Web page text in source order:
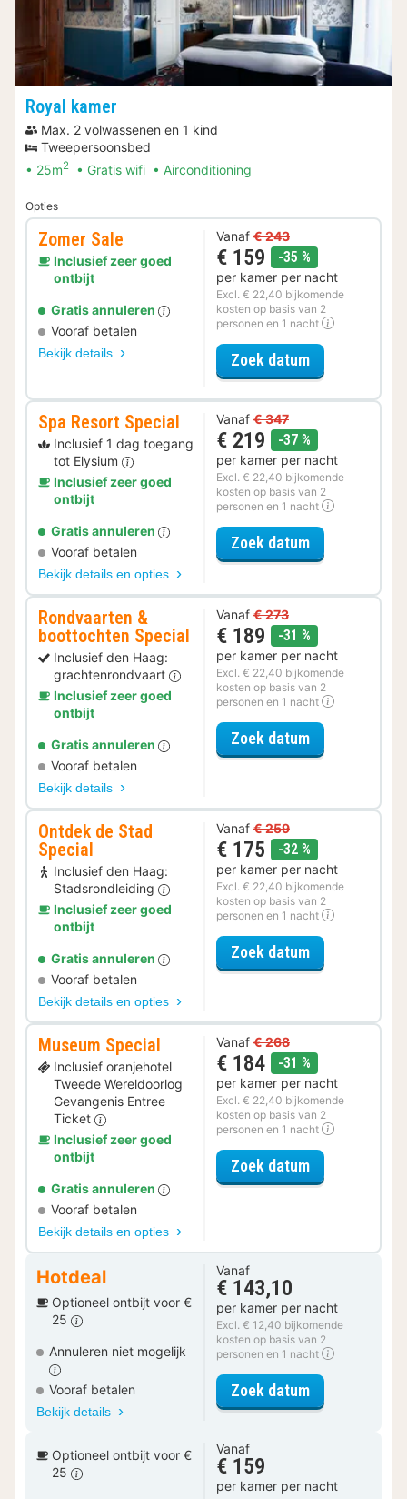
Royal kamer
Max. 2 volwassenen en 1 kind
Tweepersoonsbed
25m2 Gratis wifi Airconditioning
Opties
Zomer Sale
Inclusief zeer goed
ontbijt
Gratis annuleren
Vooraf betalen
Bekijk details
Vanaf € 243
€ 159 -35 %
per kamer per nacht
Excl. € 22,40 bijkomende
kosten op basis van 2
personen en 1 nacht
Zoek datumvoor Zomer
Spa Resort Special
Inclusief 1 dag toegang
tot Elysium
Inclusief zeer goed
ontbijt
Gratis annuleren
Vooraf betalen
Bekijk details en opties
Vanaf € 347
€ 219 -37 %
per kamer per nacht
Excl. € 22,40 bijkomende
kosten op basis van 2
personen en 1 nacht
Zoek datumvoor Spa
Rondvaarten &
boottochten Special
Inclusief den Haag:
grachtenrondvaart
Inclusief zeer goed
ontbijt
Gratis annuleren
Vooraf betalen
Bekijk details
Vanaf € 273
€ 189 -31 %
per kamer per nacht
Excl. € 22,40 bijkomende
kosten op basis van 2
personen en 1 nacht
Zoek datumvoor
Ontdek de Stad
Special
Inclusief den Haag:
Stadsrondleiding
Inclusief zeer goed
ontbijt
Gratis annuleren
Vooraf betalen
Bekijk details en opties
Vanaf € 259
€ 175 -32 %
per kamer per nacht
Excl. € 22,40 bijkomende
kosten op basis van 2
personen en 1 nacht
Zoek datumvoor Ontdek
Museum Special
Inclusief oranjehotel
Tweede Wereldoorlog
Gevangenis Entree
Ticket
Inclusief zeer goed
ontbijt
Gratis annuleren
Vooraf betalen
Bekijk details en opties
Vanaf € 268
€ 184 -31 %
per kamer per nacht
Excl. € 22,40 bijkomende
kosten op basis van 2
personen en 1 nacht
Zoek datumvoor Museum
Hotdeal
Optioneel ontbijt voor €
25
Annuleren niet mogelijk
Vooraf betalen
Bekijk details
Vanaf
€ 143,10
per kamer per nacht
Excl. € 12,40 bijkomende
kosten op basis van 2
personen en 1 nacht
Zoek datumvoor Royal
Optioneel ontbijt voor €
25
Vanaf
€ 159
per kamer per nacht